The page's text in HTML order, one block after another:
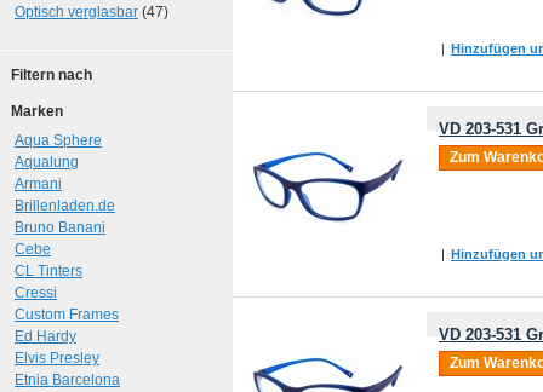
| Hinzufügen
VD 203-531
Zum
| Hinzufügen
VD 203-531
Zum
Optisch verglasbar (47)
Filtern nach
Marken
Aqua Sphere
Aqualung
Armani
Brillenladen.de
Bruno Banani
Cebe
CL Tinters
Cressi
Custom Frames
Ed Hardy
Elvis Presley
Etnia Barcelona